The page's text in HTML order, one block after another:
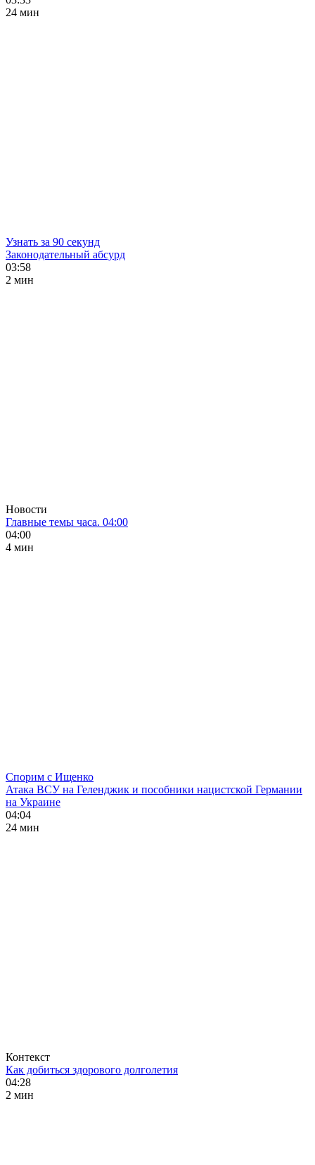
24 мин
Узнать за 90 секунд
Законодательный абсурд
03:58
2 мин
Новости
Главные темы часа. 04:00
04:00
4 мин
Спорим с Ищенко
Атака ВСУ на Геленджик и пособники нацистской Германии
на Украине
04:04
24 мин
Контекст
Как добиться здорового долголетия
04:28
2 мин